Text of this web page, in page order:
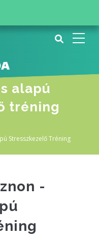
-
alapú
tréning
Stresszkezelő Tréning
-